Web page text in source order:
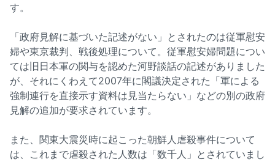
す。
「政府見解に基づいた記述がない」とされたのは従軍慰安
婦や東京裁判、戦後処理について。従軍慰安婦問題につい
ては旧日本軍の関与を認めた河野談話の記述がありました
が、それにくわえて2007年に閣議決定された「軍による
強制連行を直接示す資料は見当たらない」などの別の政府
見解の追加が要求されています。
また、関東大震災時に起こった朝鮮人虐殺事件について
は、これまで虐殺された人数は「数千人」とされていまし